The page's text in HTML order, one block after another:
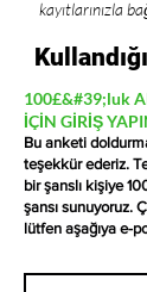
kayıtlarınızla
100£&#39;luk
İÇİN GİRİŞ
Bu anketi
teşekkür ederiz.
bir şanslı kişiye
şansı sunuyoruz.
lütfen aşağıya e-